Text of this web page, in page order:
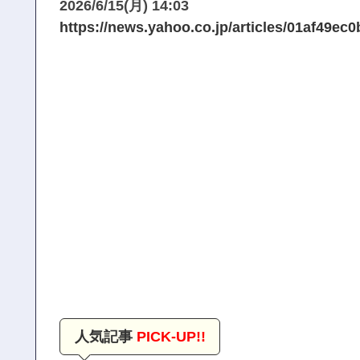
2026/6/15(月) 14:03
https://news.yahoo.co.jp/articles/
人気記事PICK-UP!!